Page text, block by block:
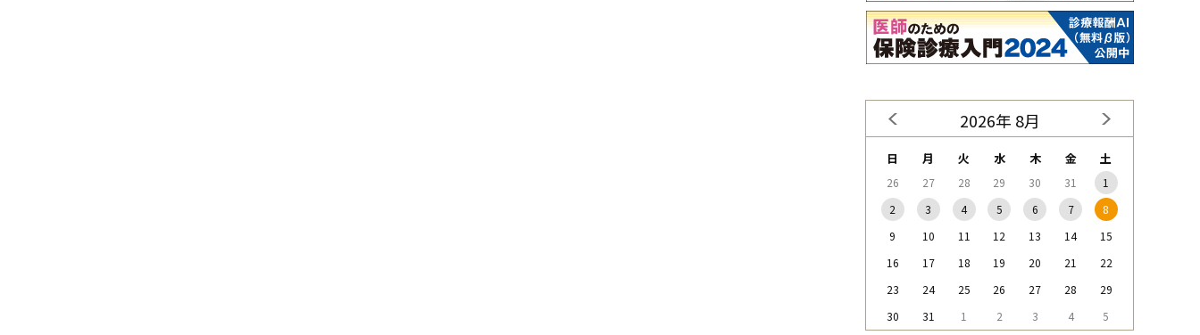
2026年 8月
日 月 火 水 木 金 土
26 27 28 29 30 31
1
2
3 4 5 6 7
8
9
10 11 12 13 14
15
16
17 18 19 20 21
22
23
24 25 26 27 28
29
30
31 1 2 3 4 5